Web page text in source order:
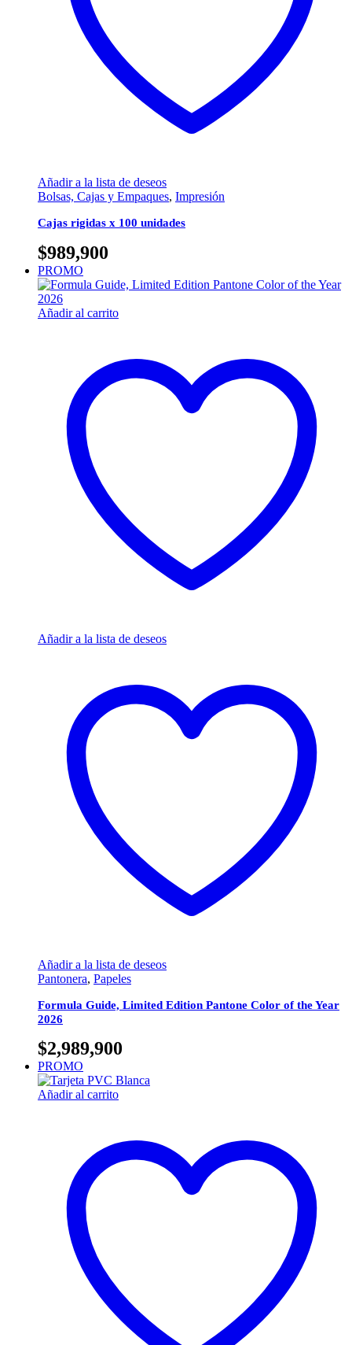
Añadir a la lista de deseos
Bolsas, Cajas y Empaques, Impresión
Cajas rigidas x 100 unidades
$989,900
PROMO
Añadir al carrito
Añadir a la lista de deseos
Añadir a la lista de deseos
Pantonera, Papeles
Formula Guide, Limited Edition Pantone Color of the Year
2026
$2,989,900
PROMO
Añadir al carrito